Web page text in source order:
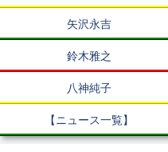
矢沢永吉
鈴木雅之
八神純子
【ニュース一覧】